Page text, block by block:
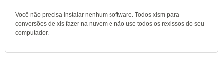
Você não precisa instalar nenhum software. Todos xlsm para
conversões de xls fazer na nuvem e não use todos os rexlssos do seu
computador.